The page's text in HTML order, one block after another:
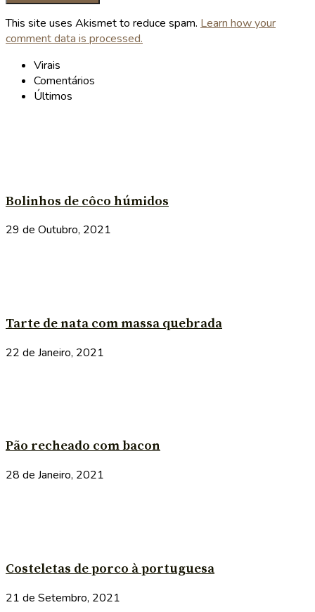
This site uses Akismet to reduce spam. Learn how your
comment data is processed.
Virais
Comentários
Últimos
Bolinhos de côco húmidos
29 de Outubro, 2021
Tarte de nata com massa quebrada
22 de Janeiro, 2021
Pão recheado com bacon
28 de Janeiro, 2021
Costeletas de porco à portuguesa
21 de Setembro, 2021